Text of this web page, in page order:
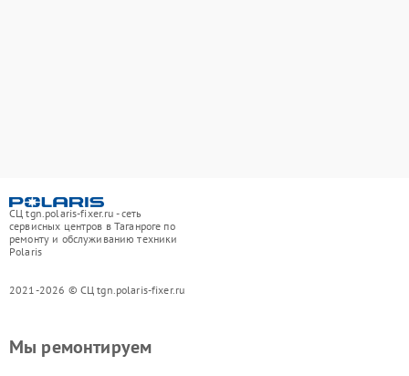
СЦ tgn.polaris-fixer.ru - сеть
сервисных центров в Таганроге по
ремонту и обслуживанию техники
Polaris
2021-2026 © СЦ tgn.polaris-fixer.ru
Мы ремонтируем